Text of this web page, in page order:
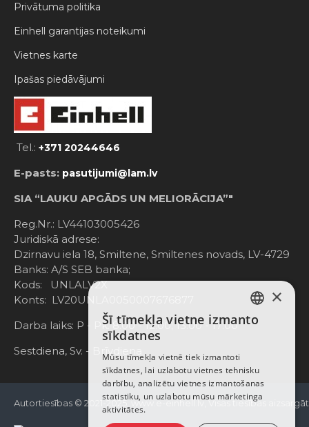
Privātuma politika
Einhell garantijas noteikumi
Vietnes karte
Ipašas piedāvājumi
Tel.: +371 20244646
E-pasts: pasutijumi@lam.lv
SIA “LAUKU APGĀDS UN MELIORĀCIJA”"
Reg.Nr.: LV44103005426
Juridiskā adrese:
Dzirnavu iela 18, Smiltene, Smiltenes novads, LV-4729
Banks: A/S SEB banka;
Kods: UNLALV2X
Konts: LV20UNLA0050007676877
Darba laiks: P - Pk. 8:00 - 12:00; 13:00 - 17:00
Sestdiena, Sv. - Brīvdiena
Autortiesības © 2021-2025, www.e-einhell.lv, Visas tiesības
LATVIAN
ENGLISH
×
Šī tīmekļa vietne izmanto
sīkdatnes
Mūsu tīmekļa vietnē tiek izmantoti
sīkdatnes, lai uzlabotu vietnes tehnisku
darbību, analizētu vietnes izmantošanas
statistiku, un uzlabotu mūsu mārketinga
aktivitātes.